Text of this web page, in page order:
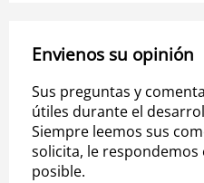
Envienos su opinión
Sus preguntas y
útiles durante el
Siempre leemos sus
solicita, le
posible.